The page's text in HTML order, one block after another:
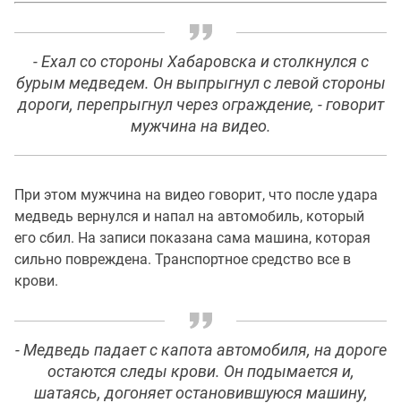
- Ехал со стороны Хабаровска и столкнулся с
бурым медведем. Он выпрыгнул с левой стороны
дороги, перепрыгнул через ограждение, - говорит
мужчина на видео.
При этом мужчина на видео говорит, что после удара
медведь вернулся и напал на автомобиль, который
его сбил. На записи показана сама машина, которая
сильно повреждена. Транспортное средство все в
крови.
- Медведь падает с капота автомобиля, на дороге
остаются следы крови. Он подымается и,
шатаясь, догоняет остановившуюся машину,